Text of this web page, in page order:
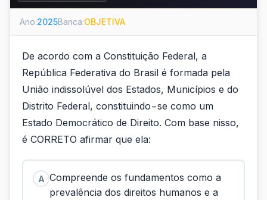
Ano:2025Banca:OBJETIVA
De acordo com a Constituição Federal, a
República Federativa do Brasil é formada pela
União indissolúvel dos Estados, Municípios e do
Distrito Federal, constituindo−se como um
Estado Democrático de Direito. Com base nisso,
é CORRETO afirmar que ela:
A Compreende os fundamentos como a
prevalência dos direitos humanos e a